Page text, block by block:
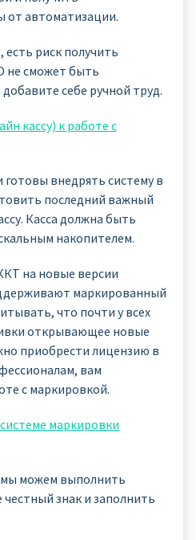
от автоматизации.
есть риск получить
не сможет быть
себе ручной труд.
кассу) к работе с
внедрять систему в
последний важный
Касса должна быть
накопителем.
на новые версии
маркированный
что почти у всех
открывающее новые
приобрести лицензию в
вам
с маркировкой.
маркировки
мы можем выполнить
знак и заполнить